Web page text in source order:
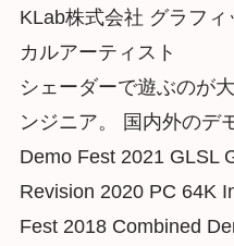
KLab株式会社 グラフ
カルアーティスト
シェーダーで遊ぶのが
ンジニア。 国内外のデ
Demo Fest 2021 GLSL
Revision 2020 PC 64K
Fest 2018 Combined